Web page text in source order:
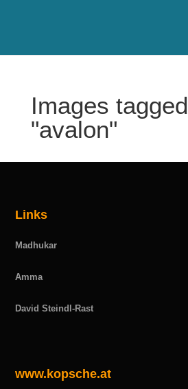
Images tagged
"avalon"
Links
Madhukar
Amma
David Steindl-Rast
www.kopsche.at